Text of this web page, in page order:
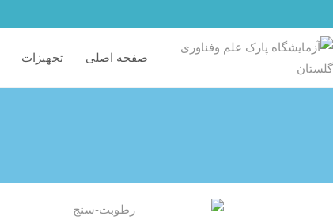
صفحه اصلی تجهیزات